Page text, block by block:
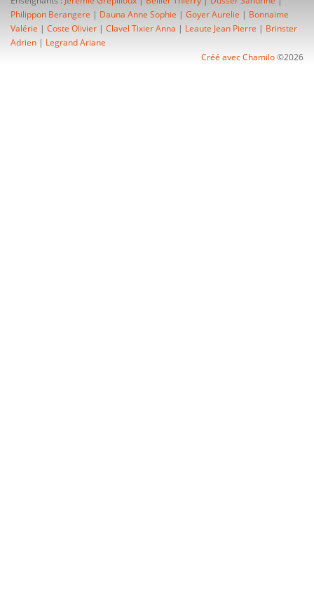
Philippon Berangere | Dauna Anne Sophie | Goyer Aurelie | Bonnaime
Valérie | Coste Olivier | Clavel Tixier Anna | Leaute Jean Pierre | Brinster
Adrien | Legrand Ariane
Créé avec Chamilo©2026